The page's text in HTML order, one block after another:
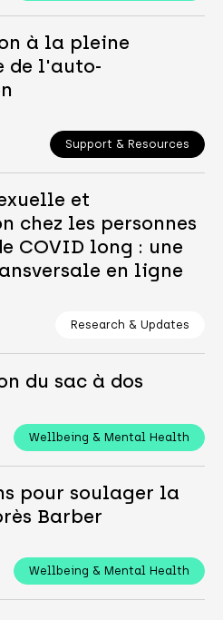
à la pleine
de l'auto-
Support & Resources
et
chez les personnes
COVID long : une
en ligne
Research & Updates
du sac à dos
Wellbeing & Mental Health
pour soulager la
Barber
Wellbeing & Mental Health